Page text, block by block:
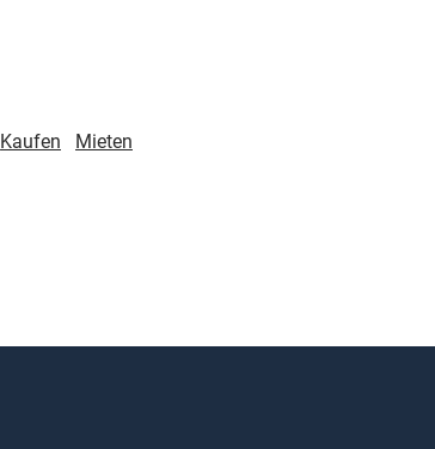
Kaufen Mieten